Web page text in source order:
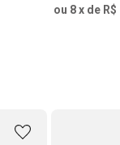
ou 8 x de R$